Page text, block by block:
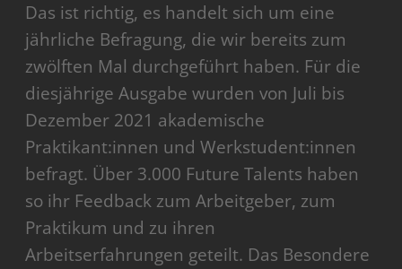
Das ist richtig, es handelt sich um eine
jährliche Befragung, die wir bereits zum
zwölften Mal durchgeführt haben. Für die
diesjährige Ausgabe wurden von Juli bis
Dezember 2021 akademische
Praktikant:innen und Werkstudent:innen
befragt. Über 3.000 Future Talents haben
so ihr Feedback zum Arbeitgeber, zum
Praktikum und zu ihren
Arbeitserfahrungen geteilt. Das Besondere